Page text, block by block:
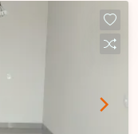
diversas outras
e grande